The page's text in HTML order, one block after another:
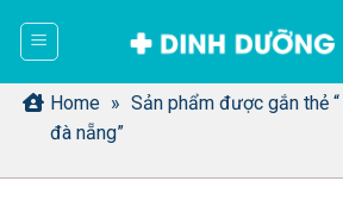
dung Home » Sản phẩm được gắn thẻ
đà nẵng”